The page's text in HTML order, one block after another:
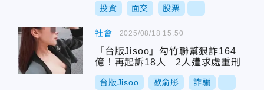
投資 面交 股票
社會
「台版Jisoo」勾竹聯幫狠詐164
億！再起訴18人 2人遭求處重刑
台版Jisoo 歐俞彤 詐騙
2025/08/18 15:50